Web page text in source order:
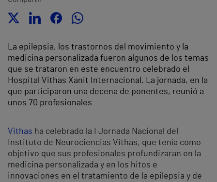
La epilepsia, los trastornos del movimiento y la
medicina personalizada fueron algunos de los temas
que se trataron en este encuentro celebrado el
Hospital Vithas Xanit Internacional. La jornada, en la
que participaron una decena de ponentes, reunió a
unos 70 profesionales
Vithas ha celebrado la I Jornada Nacional del
Instituto de Neurociencias Vithas, que tenía como
objetivo que sus profesionales profundizaran en la
medicina personalizada y en los hitos e
innovaciones en el tratamiento de la epilepsia y de